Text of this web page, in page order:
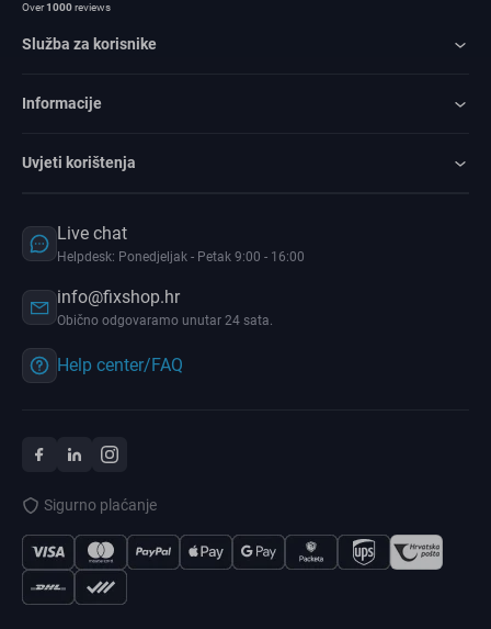
Over1000reviews
Služba za korisnike
Informacije
Uvjeti korištenja
Live chat
Helpdesk: Ponedjeljak - Petak 9:00 - 16:00
info@fixshop.hr
Obično odgovaramo unutar 24 sata.
Help center/FAQ
Sigurno plaćanje